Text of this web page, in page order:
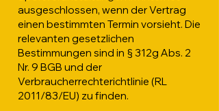
ausgeschlossen, wenn der Vertrag
einen bestimmten Termin vorsieht. Die
relevanten gesetzlichen
Bestimmungen sind in § 312g Abs. 2
Nr. 9 BGB und der
Verbraucherrechterichtlinie (RL
2011/83/EU) zu finden. ​